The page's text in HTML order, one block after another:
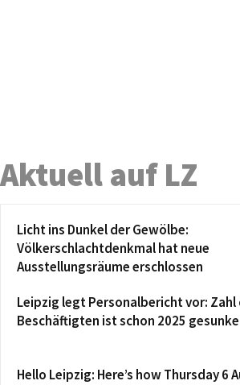
Aktuell auf LZ
Licht ins Dunkel der Gewölbe:
Völkerschlachtdenkmal hat neue
Ausstellungsräume erschlossen
Leipzig legt Personalbericht vor: Zahl
Beschäftigten ist schon 2025
Hello Leipzig: Here’s how Thursday 6